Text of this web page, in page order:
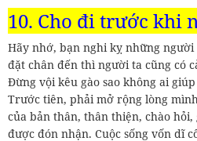
10. Cho đi trước khi
Hãy nhớ, bạn nghi kỵ những
đặt chân đến thì người ta cũng có
Đừng vội kêu gào sao không ai
Trước tiên, phải mở rộng lòng
của bản thân, thân thiện, chào
được đón nhận. Cuộc sống vốn dĩ